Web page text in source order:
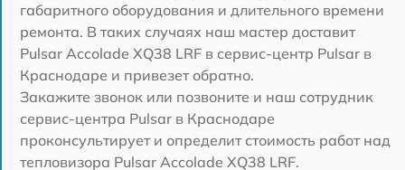
габаритного оборудования и длительного времени
ремонта. В таких случаях наш мастер доставит
Pulsar Accolade XQ38 LRF в сервис-центр Pulsar в
Краснодаре и привезет обратно.
Закажите звонок или позвоните и наш сотрудник
сервис-центра Pulsar в Краснодаре
проконсультирует и определит стоимость работ над
тепловизора Pulsar Accolade XQ38 LRF.